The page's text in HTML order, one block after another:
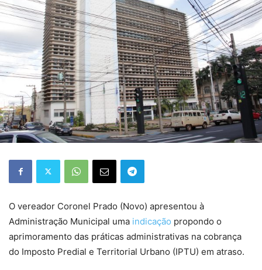
O vereador Coronel Prado (Novo) apresentou à
Administração Municipal uma indicação propondo o
aprimoramento das práticas administrativas na cobrança
do Imposto Predial e Territorial Urbano (IPTU) em atraso.